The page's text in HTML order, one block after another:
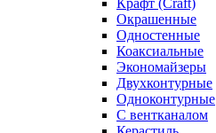
Крафт (Craft)
Окрашенные
Одностенные
Коаксиальные
Экономайзеры
Двухконтурные
Одноконтурные
С вентканалом